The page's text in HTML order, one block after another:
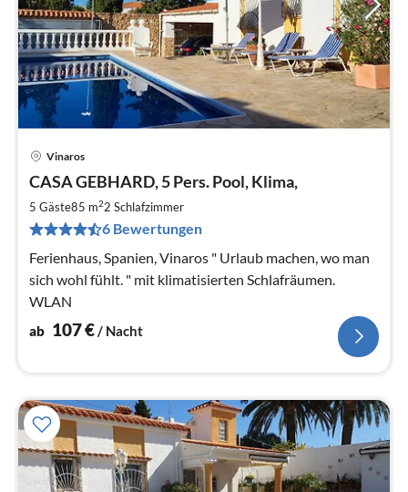
Vinaros
CASA GEBHARD, 5 Pers. Pool, Klima,
5 Gäste85 m22 Schlafzimmer
6 Bewertungen
Ferienhaus, Spanien, Vinaros " Urlaub machen, wo man
sich wohl fühlt. " mit klimatisierten Schlafräumen.
WLAN
ab 107€/ Nacht